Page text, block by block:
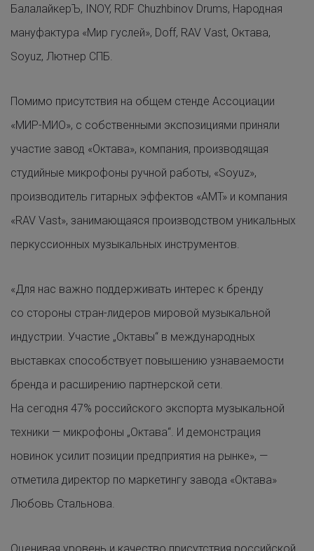
БалалайкерЪ, INOY, RDF Chuzhbinov Drums, Народная
мануфактура «Мир гуслей», Doff, RAV Vast, Октава,
Soyuz, Лютнер СПБ.
Помимо присутствия на общем стенде Ассоциации
«МИР-МИО», с собственными экспозициями приняли
участие завод «Октава», компания, производящая
студийные микрофоны ручной работы, «Soyuz»,
производитель гитарных эффектов «AMT» и компания
«RAV Vast», занимающаяся производством уникальных
перкуссионных музыкальных инструментов.
«Для нас важно поддерживать интерес к бренду
со стороны стран-лидеров мировой музыкальной
индустрии. Участие „Октавы“ в международных
выставках способствует повышению узнаваемости
бренда и расширению партнерской сети.
На сегодня 47% российского экспорта музыкальной
техники — микрофоны „Октава“. И демонстрация
новинок усилит позиции предприятия на рынке», —
отметила директор по маркетингу завода «Октава»
Любовь Стальнова.
Оценивая уровень и качество присутствия российской